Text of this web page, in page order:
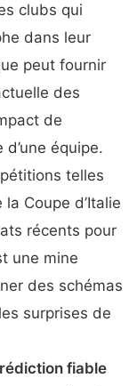
clubs qui
dans leur
peut fournir
des
de
équipe.
telles
Coupe d’Italie
récents pour
une mine
des schémas
surprises de
fiable